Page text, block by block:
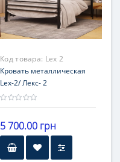
Код товара: Lex 2
Кровать металлическая
Lex-2/ Лекс- 2
5 700.00 грн